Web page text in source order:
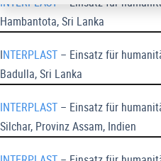
Hambantota, Sri Lanka
INTERPLAST – Einsatz für
Badulla, Sri Lanka
INTERPLAST – Einsatz für
Silchar, Provinz Assam, Indien